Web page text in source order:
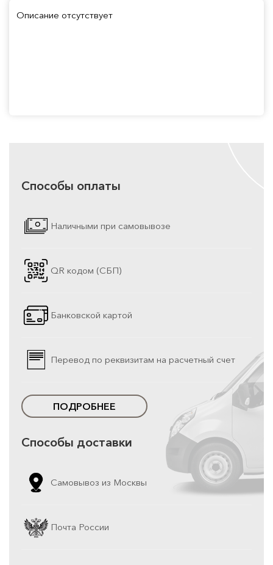
Описание отсутствует
Способы оплаты
Наличными при самовывозе
QR кодом (СБП)
Банковской картой
Перевод по реквизитам на расчетный счет
ПОДРОБНЕЕ
Способы доставки
Самовывоз из Москвы
Почта России